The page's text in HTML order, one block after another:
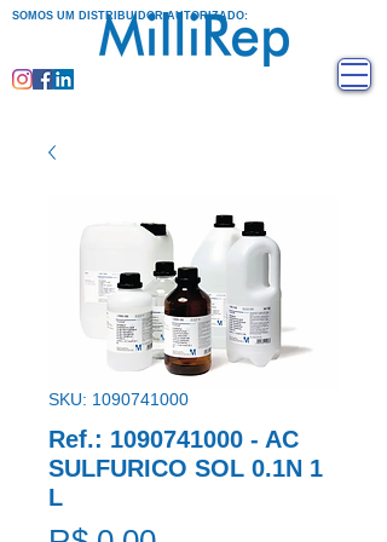
SOMOS UM DISTRIBUIDOR AUTORIZADO:
SKU: 1090741000
Ref.: 1090741000 - AC
SULFURICO SOL 0.1N 1
L